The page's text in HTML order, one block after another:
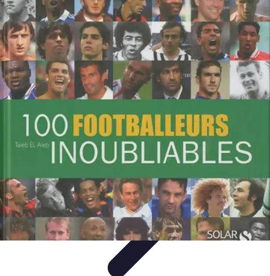
Biographies Football
Biographies InspirantesBiographies
Emblématiques
BiographiesBiographies Influentes Biographies
Légendaires
Biographies Football